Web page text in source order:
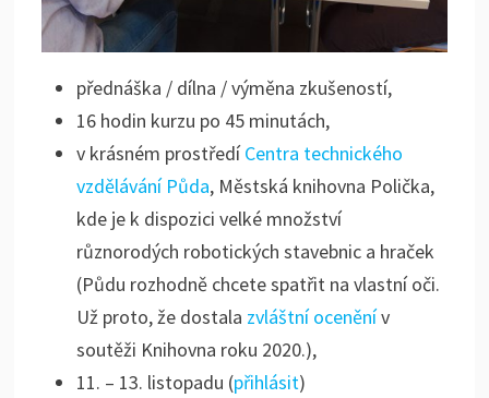
přednáška / dílna / výměna zkušeností,
16 hodin kurzu po 45 minutách,
v krásném prostředíCentra technického
vzdělávání Půda, Městská knihovna Polička,
kde je k dispozici velké množství
různorodých robotických stavebnic a hraček
(Půdu rozhodně chcete spatřit na vlastní oči.
Už proto, že dostala zvláštní oceněnív
soutěži Knihovna roku 2020.),
11. – 13. listopadu (přihlásit)